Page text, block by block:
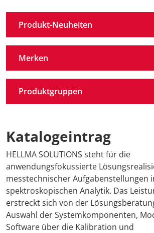
Produkt-Neuheiten
Merken
Produktgruppen
Katalogeintrag
HELLMA SOLUTIONS steht für die
anwendungsfokussierte
messtechnischer Aufgabenstellungen
spektroskopischen Analytik. Das
erstreckt sich von der
Auswahl der Systemkomponenten,
Software über die Kalibration und